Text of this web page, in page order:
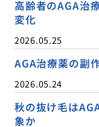
高齢者のAGA治
変化
2026.05.25
AGA治療薬の副
2026.05.24
秋の抜け毛は
象か